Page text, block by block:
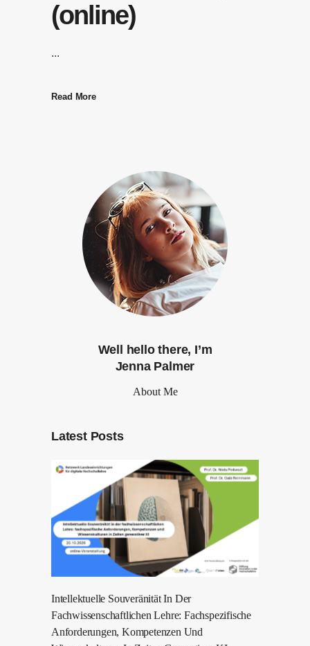
(online)
...
Read More
Well hello there, I’m
Jenna Palmer
About Me
Latest Posts
Intellektuelle Souveränität In Der
Fachwissenschaftlichen Lehre: Fachspezifische
Anforderungen, Kompetenzen Und